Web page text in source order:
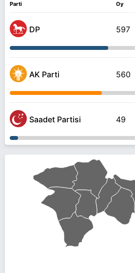
Parti Oy
DP 597
AK Parti 560
Saadet Partisi 49